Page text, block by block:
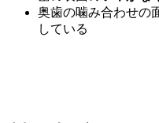
奥歯の噛み合わせの
している